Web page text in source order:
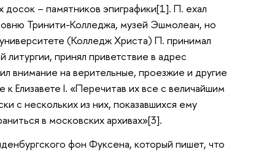
– памятников эпиграфики[1]. П. ехал
Тринити-Колледжа, музей Эшмолеан, но
(Колледж Христа) П. принимал
литургии, принял приветствие в адрес
внимание на верительные, проезжие и другие
Елизавете I. «Перечитав их все с величайшим
с нескольких из них, показавшихся ему
в московских архивах»[3].
фон Фуксена, который пишет, что